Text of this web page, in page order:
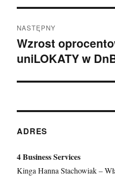
NASTĘPNY
Następny
wpis:
Wzrost
uniLOKATY w
ADRES
4 Business Services
Kinga Hanna Stachowiak –